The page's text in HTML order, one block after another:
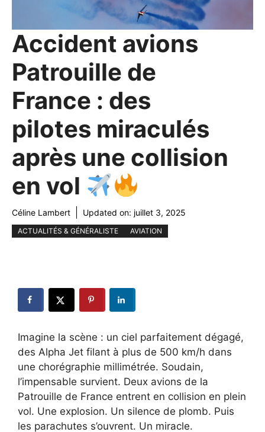
Accident avions
Patrouille de
France : des
pilotes miraculés
après une collision
en vol
Céline Lambert Updated on: juillet 3, 2025
ACTUALITÉS & GÉNÉRALISTE AVIATION
Imagine la scène : un ciel parfaitement dégagé,
des Alpha Jet filant à plus de 500 km/h dans
une chorégraphie millimétrée. Soudain,
l’impensable survient. Deux avions de la
Patrouille de France entrent en collision en plein
vol. Une explosion. Un silence de plomb. Puis
les parachutes s’ouvrent. Un miracle.